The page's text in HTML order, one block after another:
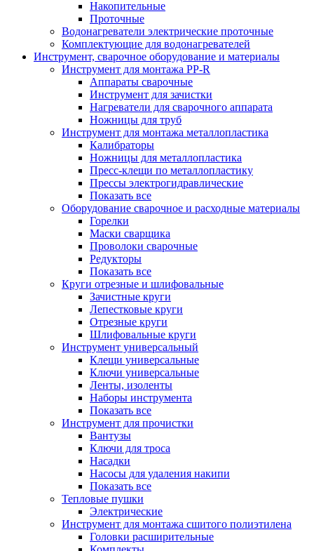
Накопительные
Проточные
Водонагреватели электрические проточные
Комплектующие для водонагревателей
Инструмент, сварочное оборудование и материалы
Инструмент для монтажа PP-R
Аппараты сварочные
Инструмент для зачистки
Нагреватели для сварочного аппарата
Ножницы для труб
Инструмент для монтажа металлопластика
Калибраторы
Ножницы для металлопластика
Пресс-клещи по металлопластику
Прессы электрогидравлические
Показать все
Оборудование сварочное и расходные материалы
Горелки
Маски сварщика
Проволоки сварочные
Редукторы
Показать все
Круги отрезные и шлифовальные
Зачистные круги
Лепестковые круги
Отрезные круги
Шлифовальные круги
Инструмент универсальный
Клещи универсальные
Ключи универсальные
Ленты, изоленты
Наборы инструмента
Показать все
Инструмент для прочистки
Вантузы
Ключи для троса
Насадки
Насосы для удаления накипи
Показать все
Тепловые пушки
Электрические
Инструмент для монтажа сшитого полиэтилена
Головки расширительные